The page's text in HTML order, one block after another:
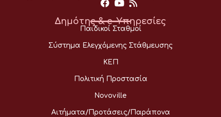
Δημότης & e-Υπηρεσίες
Παιδικοί Σταθμοί
Σύστημα Ελεγχόμενης Στάθμευσης
ΚΕΠ
Πολιτική Προστασία
Novoville
Αιτήματα/Προτάσεις/Παράπονα